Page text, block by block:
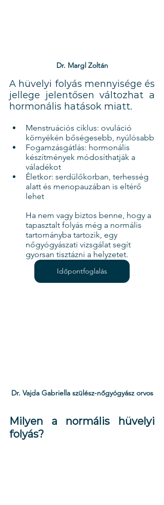
Dr. Margl Zoltán
A hüvelyi folyás mennyisége és
jellege jelentősen változhat a
hormonális hatások miatt.
Menstruációs ciklus: ovuláció
környékén bőségesebb, nyúlósabb
Fogamzásgátlás: hormonális
készítmények módosíthatják a
váladékot
Életkor: serdülőkorban, terhesség
alatt és menopauzában is eltérő
lehet
Ha nem vagy biztos benne, hogy a
tapasztalt folyás még a normális
tartományba tartozik, egy
nőgyógyászati vizsgálat segít
gyorsan tisztázni a helyzetet.
Időpontfoglalás
Dr. Vajda Gabriella szülész-nőgyógyász orvos
Milyen a normális hüvelyi
folyás?